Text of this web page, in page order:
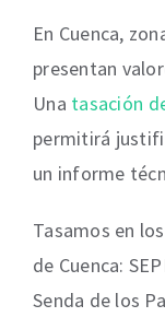
En Cuenca,
presentan
Una tasación
permitirá
un informe
Tasamos en
de Cuenca:
Senda de los